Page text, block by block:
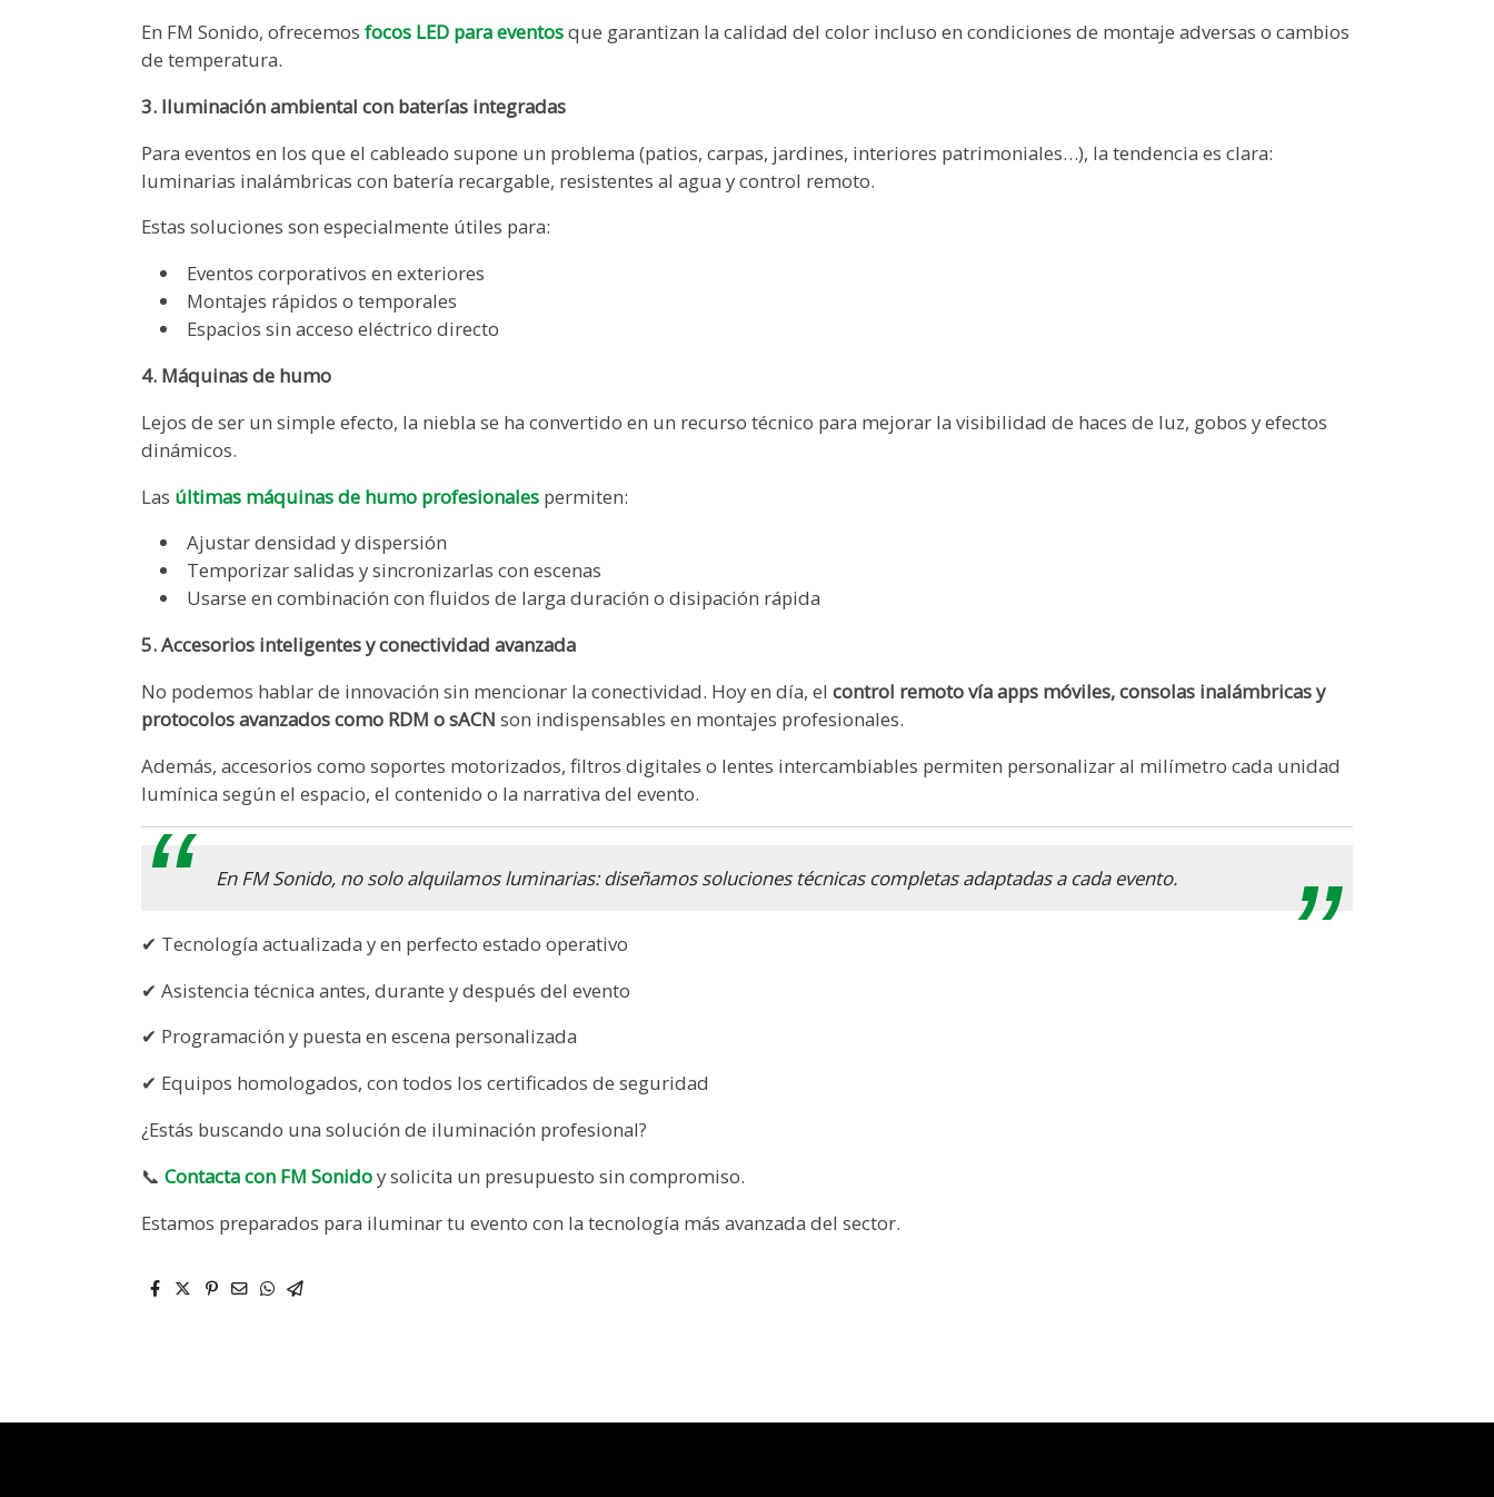
En FM Sonido, ofrecemos focos LED para eventosque garantizan la calidad del color incluso en condiciones de montaje adversas o cambios
de temperatura.
3. Iluminación ambiental con baterías integradas
Para eventos en los que el cableado supone un problema (patios, carpas, jardines, interiores patrimoniales…), la tendencia es clara:
luminarias inalámbricas con batería recargable, resistentes al agua y control remoto.
Estas soluciones son especialmente útiles para:
Eventos corporativos en exteriores
Montajes rápidos o temporales
Espacios sin acceso eléctrico directo
4. Máquinas de humo
Lejos de ser un simple efecto, la niebla se ha convertido en un recurso técnico para mejorar la visibilidad de haces de luz, gobos y efectos
dinámicos.
Las últimas máquinas de humo profesionales permiten:
Ajustar densidad y dispersión
Temporizar salidas y sincronizarlas con escenas
Usarse en combinación con fluidos de larga duración o disipación rápida
5. Accesorios inteligentes y conectividad avanzada
No podemos hablar de innovación sin mencionar la conectividad. Hoy en día, elcontrol remoto vía apps móviles, consolas inalámbricas y
protocolos avanzados como RDM o sACNson indispensables en montajes profesionales.
Además, accesorios como soportes motorizados, filtros digitales o lentes intercambiables permiten personalizar al milímetro cada unidad
lumínica según el espacio, el contenido o la narrativa del evento.
En FM Sonido, no solo alquilamos luminarias: diseñamos soluciones técnicas completas adaptadas a cada evento.
✔ Tecnología actualizada y en perfecto estado operativo
✔ Asistencia técnica antes, durante y después del evento
✔ Programación y puesta en escena personalizada
✔ Equipos homologados, con todos los certificados de seguridad
¿Estás buscando una solución de iluminación profesional?
📞Contacta con FM Sonidoy solicita un presupuesto sin compromiso.
Estamos preparados para iluminar tu evento con la tecnología más avanzada del sector.